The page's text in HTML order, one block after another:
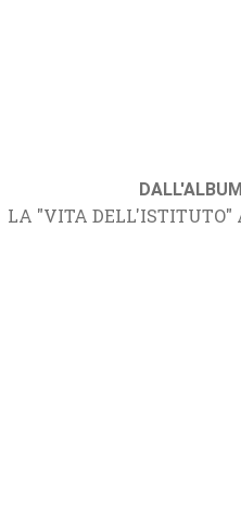
LA "VITA DELL'ISTITUTO"